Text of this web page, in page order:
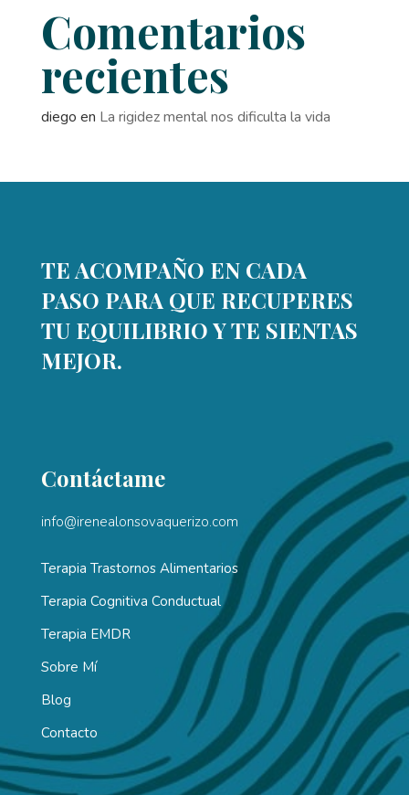
Comentarios
recientes
diego en La rigidez mental nos dificulta la vida
TE ACOMPAÑO EN CADA
PASO PARA QUE RECUPERES
TU EQUILIBRIO Y TE SIENTAS
MEJOR.
Contáctame
info@irenealonsovaquerizo.com
Terapia Trastornos Alimentarios
Terapia Cognitiva Conductual
Terapia EMDR
Sobre Mí
Blog
Contacto